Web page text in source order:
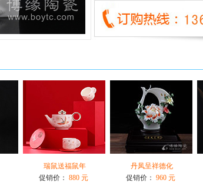
瑞鼠送福鼠年
促销价： 880 元
丹凤呈祥德化
促销价： 960 元